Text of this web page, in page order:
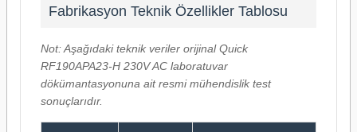
Fabrikasyon Teknik Özellikler Tablosu
Not: Aşağıdaki teknik veriler orijinal Quick
RF190APA23-H 230V AC laboratuvar
dökümantasyonuna ait resmi mühendislik test
sonuçlarıdır.